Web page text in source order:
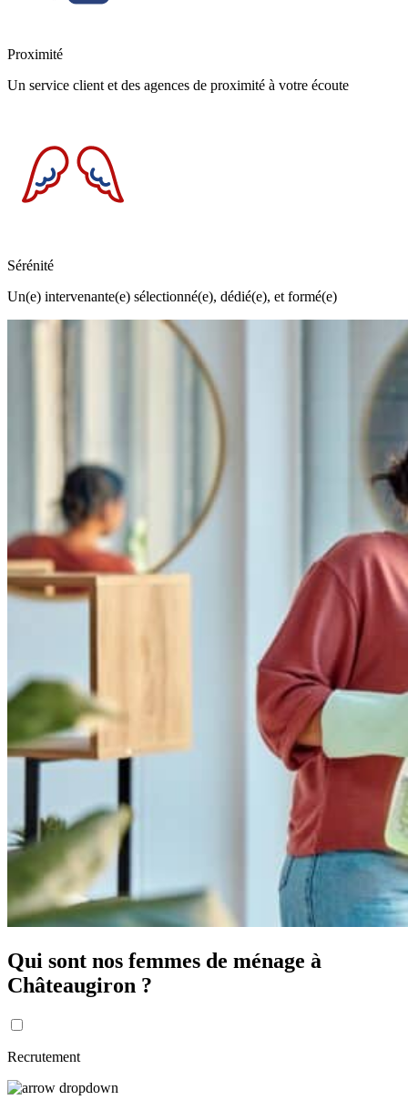
Proximité
Un service client et des agences de proximité à votre écoute
Sérénité
Un(e) intervenante(e) sélectionné(e), dédié(e), et formé(e)
Qui sont nos femmes de ménage à
Châteaugiron ?
Recrutement